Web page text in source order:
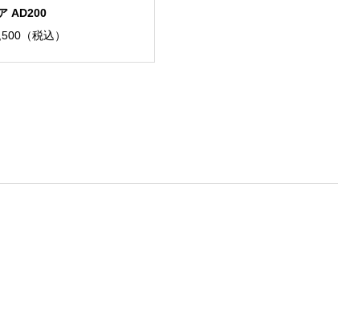
AD200
（税込）